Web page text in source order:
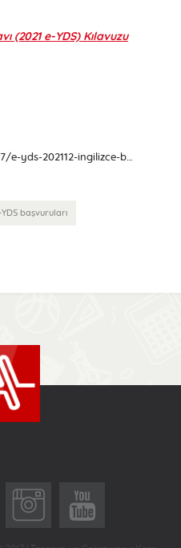
(2021 e-YDS) Kılavuzu
https://www.osym.gov.tr/TR,21277/e-yds-202112-ingilizce-basvurularinin-alinmasi-25082021.html
YDS başvuruları